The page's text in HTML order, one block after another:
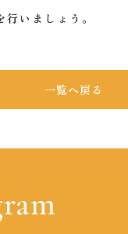
いましょう。
一覧へ戻る